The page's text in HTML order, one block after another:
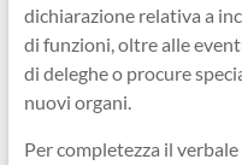
dichiarazione relativa a
di funzioni, oltre alle
di deleghe o procure
nuovi organi.
Per completezza il